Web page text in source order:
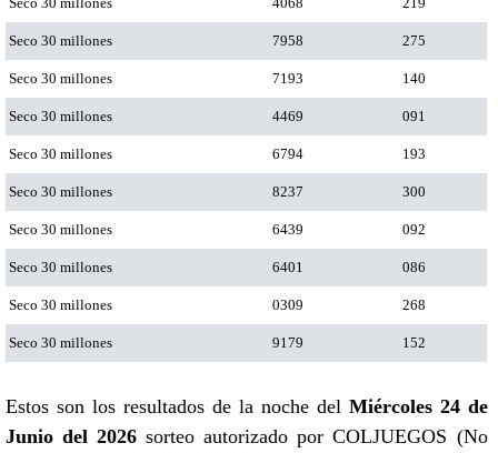
Seco 30 millones 7958 275
Seco 30 millones 7193 140
Seco 30 millones 4469 091
Seco 30 millones 6794 193
Seco 30 millones 8237 300
Seco 30 millones 6439 092
Seco 30 millones 6401 086
Seco 30 millones 0309 268
Seco 30 millones 9179 152
Estos son los resultados de la noche del Miércoles 24 de
Junio del 2026 sorteo autorizado por COLJUEGOS (No